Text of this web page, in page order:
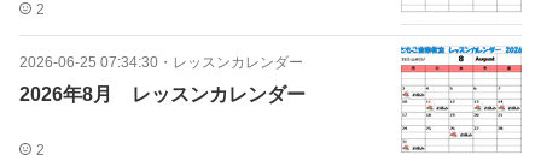
2
2026-06-25 07:34:30 ・ レッスンカレンダー
2026年8月 レッスンカレンダー
2